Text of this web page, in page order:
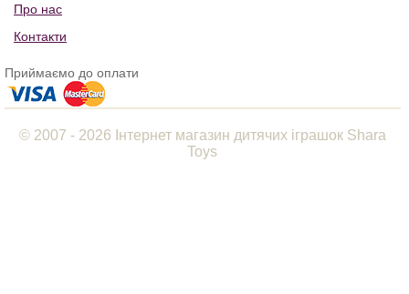
Про нас
Контакти
Приймаємо до оплати
© 2007 - 2026 Інтернет магазин дитячих іграшок Shara
Toys